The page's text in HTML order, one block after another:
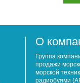
О
Группа
продажи
морской
радиобуями